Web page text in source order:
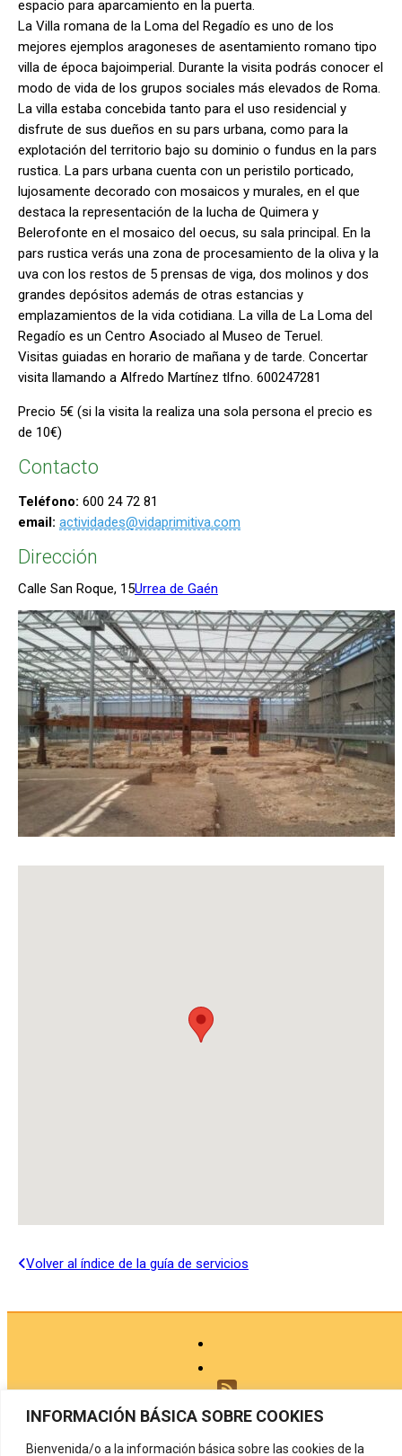
INFORMACIÓN BÁSICA SOBRE COOKIES
Bienvenida/o a la información básica sobre las cookies de la
espacio para aparcamiento en la puerta.
La Villa romana de la Loma del Regadío es uno de los
mejores ejemplos aragoneses de asentamiento romano tipo
villa de época bajoimperial. Durante la visita podrás conocer el
modo de vida de los grupos sociales más elevados de Roma.
La villa estaba concebida tanto para el uso residencial y
disfrute de sus dueños en su pars urbana, como para la
explotación del territorio bajo su dominio o fundus en la pars
rustica. La pars urbana cuenta con un peristilo porticado,
lujosamente decorado con mosaicos y murales, en el que
destaca la representación de la lucha de Quimera y
Belerofonte en el mosaico del oecus, su sala principal. En la
pars rustica verás una zona de procesamiento de la oliva y la
uva con los restos de 5 prensas de viga, dos molinos y dos
grandes depósitos además de otras estancias y
emplazamientos de la vida cotidiana. La villa de La Loma del
Regadío es un Centro Asociado al Museo de Teruel.
Visitas guiadas en horario de mañana y de tarde. Concertar
visita llamando a Alfredo Martínez tlfno. 600247281
Precio 5€ (si la visita la realiza una sola persona el precio es
de 10€)
Contacto
Teléfono: 600 24 72 81
email: actividades@vidaprimitiva.com
Dirección
Calle San Roque, 15Urrea de Gaén
Volver al índice de la guía de servicios
Aviso legal